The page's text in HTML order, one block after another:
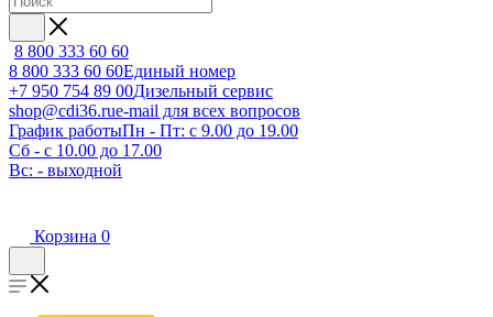
8 800 333 60 60
8 800 333 60 60Единый номер
+7 950 754 89 00Дизельный сервис
shop@cdi36.rue-mail для всех вопросов
График работыПн - Пт: с 9.00 до 19.00
Сб - с 10.00 до 17.00
Вс: - выходной
Корзина 0